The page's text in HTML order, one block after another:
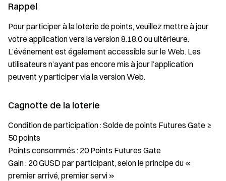
Rappel
Pour participer à la loterie de points, veuillez mettre à jour
votre application vers la version 8.18.0 ou ultérieure.
L’événement est également accessible sur le Web. Les
utilisateurs n’ayant pas encore mis à jour l’application
peuvent y participer via la version Web.
Cagnotte de la loterie
Condition de participation : Solde de points Futures Gate ≥
50 points
Points consommés : 20 Points Futures Gate
Gain : 20 GUSD par participant, selon le principe du «
premier arrivé, premier servi »